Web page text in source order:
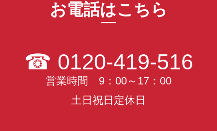
お電話はこちら
☎ 0120-419-516
営業時間 9：00～17：00
土日祝日定休日